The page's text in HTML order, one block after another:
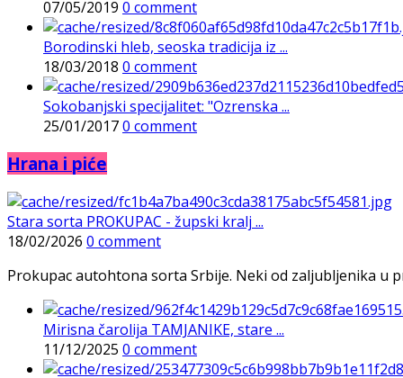
07/05/2019 0 comment
Borodinski hleb, seoska tradicija iz ...
18/03/2018 0 comment
Sokobanjski specijalitet: "Ozrenska ...
25/01/20170 comment
Hrana i piće
Stara sorta PROKUPAC - župski kralj ...
18/02/2026 0 comment
Prokupac autohtona sorta Srbije. Neki od zaljubljenika u
Mirisna čarolija TAMJANIKE, stare ...
11/12/2025 0 comment